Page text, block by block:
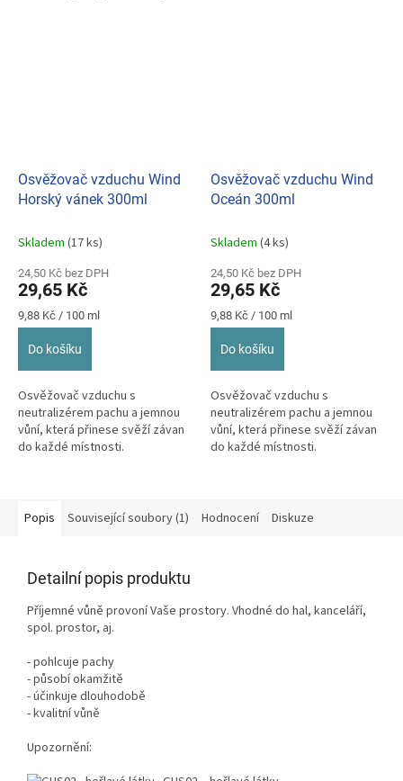
Osvěžovač vzduchu Wind
Horský vánek 300ml
Skladem (17 ks)
24,50 Kč bez DPH
29,65 Kč
Měrná
cena:
9,88 Kč / 100 ml
Do košíku
Osvěžovač vzduchu s
neutralizérem pachu a jemnou
vůní, která přinese svěží závan
do každé místnosti.
Osvěžovač vzduchu Wind
Oceán 300ml
Skladem (4 ks)
24,50 Kč bez DPH
29,65 Kč
Měrná
cena:
9,88 Kč / 100 ml
Do košíku
Osvěžovač vzduchu s
neutralizérem pachu a jemnou
vůní, která přinese svěží závan
do každé místnosti.
Popis Související soubory (1) Hodnocení Diskuze
Detailní popis produktu
Příjemné vůně provoní Vaše prostory. Vhodné do hal, kanceláří,
spol. prostor, aj.
- pohlcuje pachy
- působí okamžitě
- účinkuje dlouhodobě
- kvalitní vůně
Upozornění: